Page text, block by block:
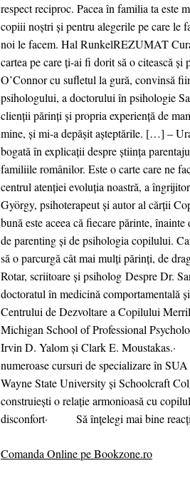
respect reciproc. Pacea în familia ta este
copiii noștri și pentru alegerile pe care le
noi le facem. Hal RunkelREZUMAT
cartea pe care ți-ai fi dorit să o citească
O’Connor cu sufletul la gură, convinsă
psihologului, a doctorului în psihologie
clienții părinți și propria experiență de
mine, și mi-a depășit așteptările. […] ‒
bogată în explicații despre știința
familiile românilor. Este o carte care ne
centrul atenției evoluția noastră, a
György, psihoterapeut și autor al cărții
bună este aceea că fiecare părinte,
de parenting și de psihologia copilului.
să o parcurgă cât mai mulți părinți, de
Rotar, scriitoare și psiholog Despre Dr.
doctoratul în medicină
Centrului de Dezvoltare a Copilului
Michigan School of Professional
Irvin D. Yalom și Clark E.
numeroase cursuri de specializare în
Wayne State University și Schoolcraft
construiești o relație armonioasă cu
disconfort· Să înțelegi mai bine
Comanda Online pe Bookzone.ro